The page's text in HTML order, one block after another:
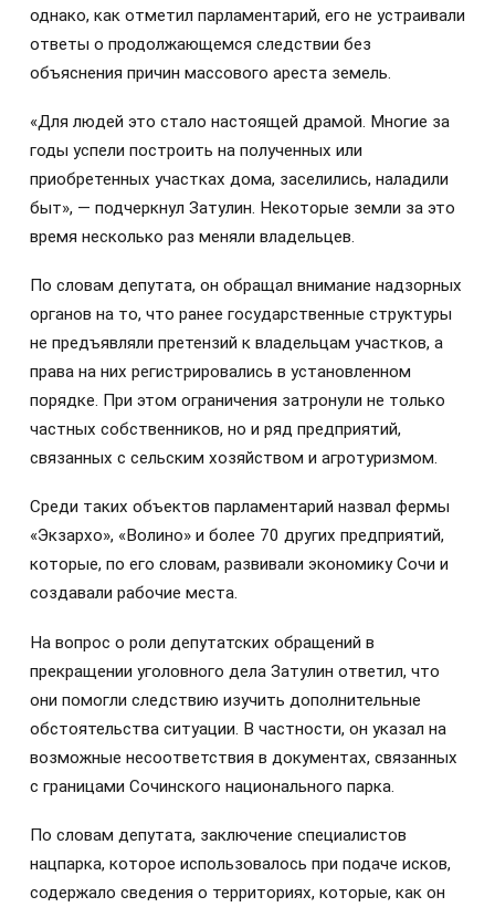
однако, как отметил парламентарий, его не устраивали
ответы о продолжающемся следствии без
объяснения причин массового ареста земель.
«Для людей это стало настоящей драмой. Многие за
годы успели построить на полученных или
приобретенных участках дома, заселились, наладили
быт», — подчеркнул Затулин. Некоторые земли за это
время несколько раз меняли владельцев.
По словам депутата, он обращал внимание надзорных
органов на то, что ранее государственные структуры
не предъявляли претензий к владельцам участков, а
права на них регистрировались в установленном
порядке. При этом ограничения затронули не только
частных собственников, но и ряд предприятий,
связанных с сельским хозяйством и агротуризмом.
Среди таких объектов парламентарий назвал фермы
«Экзархо», «Волино» и более 70 других предприятий,
которые, по его словам, развивали экономику Сочи и
создавали рабочие места.
На вопрос о роли депутатских обращений в
прекращении уголовного дела Затулин ответил, что
они помогли следствию изучить дополнительные
обстоятельства ситуации. В частности, он указал на
возможные несоответствия в документах, связанных
с границами Сочинского национального парка.
По словам депутата, заключение специалистов
нацпарка, которое использовалось при подаче исков,
содержало сведения о территориях, которые, как он